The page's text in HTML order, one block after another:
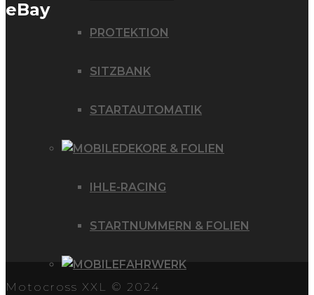
PROTEKTION
SITZBANK
STARTAUTOMATIK
DEKORE & FOLIEN
IHLE-RACING
STARTNUMMERN & FOLIEN
FAHRWERK
eBay
Motocross XXL © 2024